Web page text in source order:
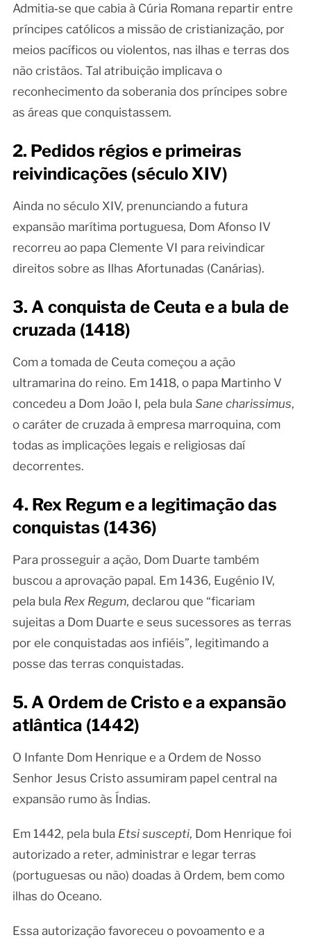
Admitia‑se que cabia à Cúria Romana repartir entre
príncipes católicos a missão de cristianização, por
meios pacíficos ou violentos, nas ilhas e terras dos
não cristãos. Tal atribuição implicava o
reconhecimento da soberania dos príncipes sobre
as áreas que conquistassem.
2. Pedidos régios e primeiras
reivindicações (século XIV)
Ainda no século XIV, prenunciando a futura
expansão marítima portuguesa, Dom Afonso IV
recorreu ao papa Clemente VI para reivindicar
direitos sobre as Ilhas Afortunadas (Canárias).
3. A conquista de Ceuta e a bula de
cruzada (1418)
Com a tomada de Ceuta começou a ação
ultramarina do reino. Em 1418, o papa Martinho V
concedeu a Dom João I, pela bula Sane charissimus,
o caráter de cruzada à empresa marroquina, com
todas as implicações legais e religiosas daí
decorrentes.
4. Rex Regum e a legitimação das
conquistas (1436)
Para prosseguir a ação, Dom Duarte também
buscou a aprovação papal. Em 1436, Eugénio IV,
pela bula Rex Regum, declarou que “ficariam
sujeitas a Dom Duarte e seus sucessores as terras
por ele conquistadas aos infiéis”, legitimando a
posse das terras conquistadas.
5. A Ordem de Cristo e a expansão
atlântica (1442)
O Infante Dom Henrique e a Ordem de Nosso
Senhor Jesus Cristo assumiram papel central na
expansão rumo às Índias.
Em 1442, pela bula Etsi suscepti, Dom Henrique foi
autorizado a reter, administrar e legar terras
(portuguesas ou não) doadas à Ordem, bem como
ilhas do Oceano.
Essa autorização favoreceu o povoamento e a